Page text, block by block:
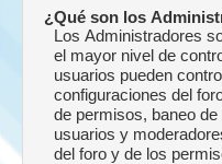
¿Qué son los
Los Administradores
el mayor nivel de
usuarios pueden
configuraciones del
de permisos, baneo
usuarios y
del foro y de los